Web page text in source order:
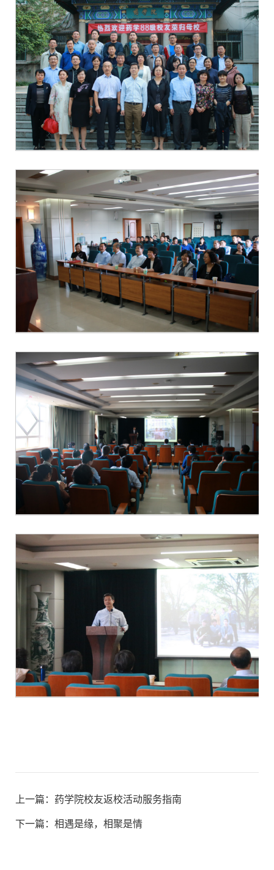
上一篇： 药学院校友返校活动服务指南
下一篇： 相遇是缘，相聚是情